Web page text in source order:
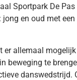
Sportpark De
en oud met
er allemaal
beweging te
danswedstrijd.